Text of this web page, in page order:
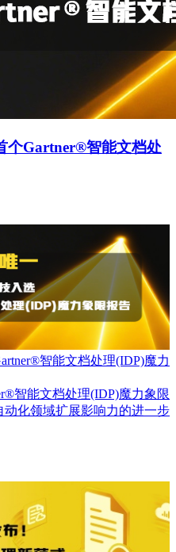
个Gartner®智能文档处
智能文档处理(IDP)魔力
智能文档处理(IDP)魔力象限
化领域扩展影响力的进一步